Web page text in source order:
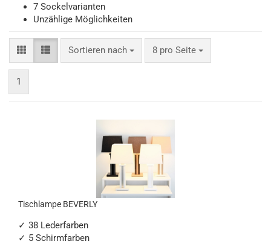
7 Sockelvarianten
Unzählige Möglichkeiten
Sortieren nach
Sortieren nach 8 pro Seite
pro Seite
1
Tischlampe BEVERLY
✓ 38 Lederfarben
✓ 5 Schirmfarben